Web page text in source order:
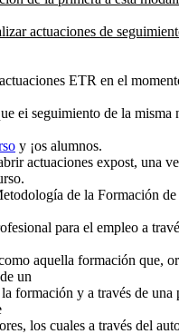
actuaciones de
ETR en el
ei seguimiento de la misma
y ¡os alumnos.
actuaciones expost, una
de la Formación
para el empleo a
aquella formación que,
un
formación y a través de una
los cuales a través del